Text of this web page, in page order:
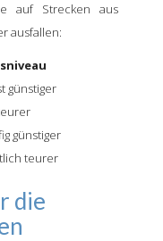
auf Strecken aus
ausfallen:
günstiger
günstiger
teurer
die